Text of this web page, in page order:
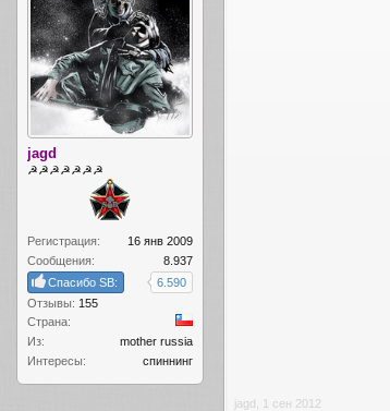
jagd
☭☭☭☭☭☭☭
Регистрация:
16 янв 2009
Сообщения:
8.937
Спасибо SB:
6.590
Отзывы: 155
Страна:
Из:
mother russia
Интересы:
спиннинг
jagd 1 сен 2012